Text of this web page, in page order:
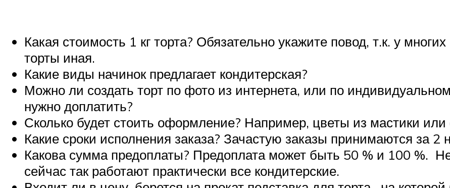
Какая стоимость 1 кг торта? Обязательно укажите повод, т.к. у
торты иная.
Какие виды начинок предлагает кондитерская?
Можно ли создать торт по фото из интернета, или по
нужно доплатить?
Сколько будет стоить оформление? Например, цветы из мастики
Какие сроки исполнения заказа? Зачастую заказы принимаются за 2
Какова сумма предоплаты? Предоплата может быть 50 % и 100 %. Не
сейчас так работают практически все кондитерские.